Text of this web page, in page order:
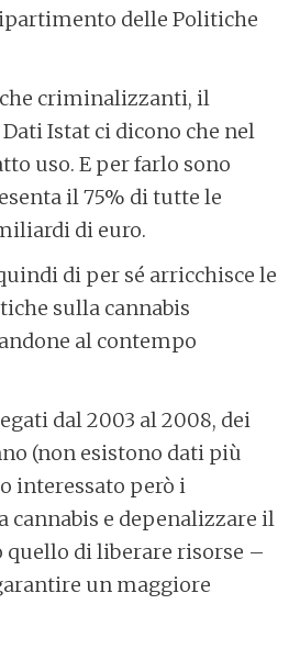
delle Politiche
criminalizzanti, il
Istat ci dicono che nel
uso. E per farlo sono
il 75% di tutte le
di euro.
di per sé arricchisce le
sulla cannabis
al contempo
dal 2003 al 2008, dei
(non esistono dati più
interessato però i
cannabis e depenalizzare il
quello di liberare risorse –
un maggiore